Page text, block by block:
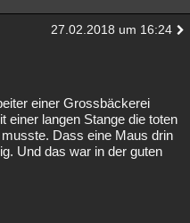
27.02.2018 um 16:24
einer Grossbäckerei
einer langen Stange die toten
Dass eine Maus drin
Und das war in der guten